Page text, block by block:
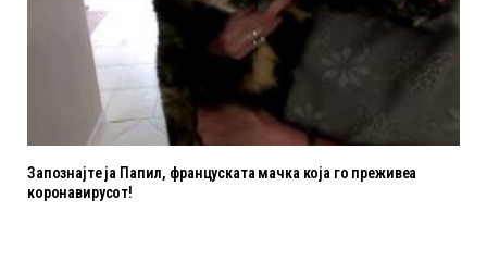
Запознајте ја Папил, француската мачка која го преживеа
коронавирусот!